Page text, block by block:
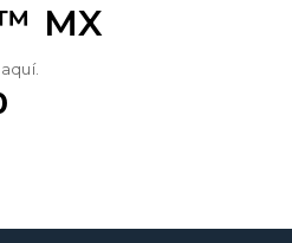
MX